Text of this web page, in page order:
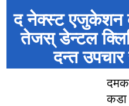
द नेक्स्ट एजुकेशन
तेजस् डेन्टल
दन्त उपचार
कडा